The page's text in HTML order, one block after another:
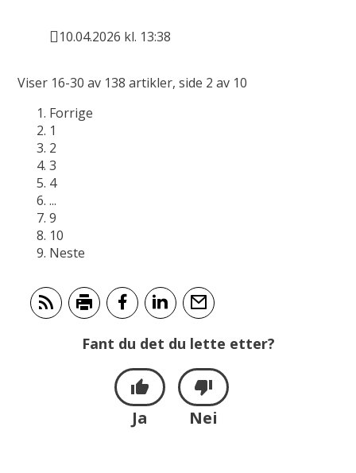
Publisert
10.04.2026 kl. 13:38
Viser 16-30 av 138 artikler,side 2 av 10
Forrige
1
2
3
4
...
9
10
Neste
Fant du det du lette etter?
Ja Nei